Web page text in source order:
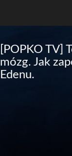
[POPKO TV]
mózg. Jak
Edenu.